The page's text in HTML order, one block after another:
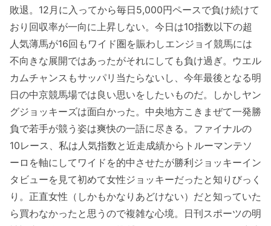
敗退。12月に入ってから毎日5,000円ペースで負け続けて
おり回収率が一向に上昇しない。今日は10指数以下の超
人気薄馬が16回もワイド圏を賑わしエンジョイ競馬には
不向きな展開ではあったがそれにしても負け過ぎ。ウエル
カムチャンスもサッパリ当たらないし、今年最後となる明
日の中京競馬場では良い思いをしたいものだ。しかしヤン
グジョッキーズは面白かった。中央地方こきまぜて一発勝
負で若手が競う姿は爽快の一語に尽きる。ファイナルの
10レース、私は人気指数と近走成績からトルーマンテソ
ーロを軸にしてワイドを的中させたが勝利ジョッキーイン
タビューを見て初めて女性ジョッキーだったと知りびっく
り。正直女性（しかもかなりあどけない）だと知っていた
ら買わなかったと思うので複雑な心境。日刊スポーツの明